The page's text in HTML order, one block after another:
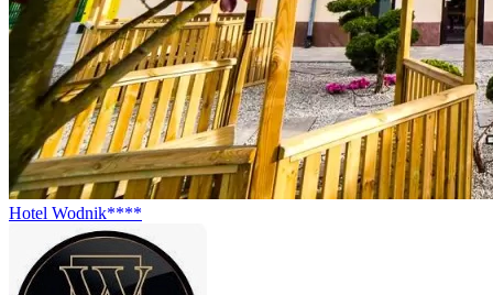
Hotel Wodnik****